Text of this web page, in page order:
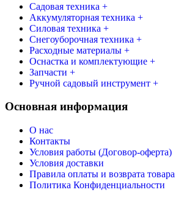
Садовая техника +
Аккумуляторная техника +
Силовая техника +
Снегоуборочная техника +
Расходные материалы +
Оснастка и комплектующие +
Запчасти +
Ручной садовый инструмент +
Основная информация
О нас
Контакты
Условия работы (Договор-оферта)
Условия доставки
Правила оплаты и возврата товара
Политика Конфиденциальности